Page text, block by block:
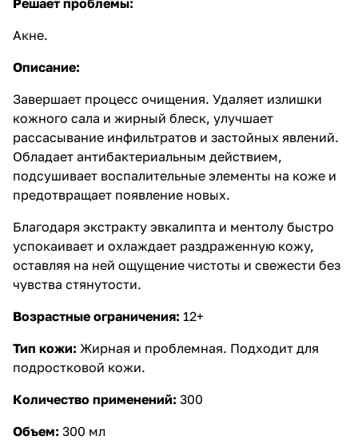
Акне.
Описание:
Завершает процесс очищения. Удаляет излишки
кожного сала и жирный блеск, улучшает
рассасывание инфильтратов и застойных явлений.
Обладает антибактериальным действием,
подсушивает воспалительные элементы на коже и
предотвращает появление новых.
Благодаря экстракту эвкалипта и ментолу быстро
успокаивает и охлаждает раздраженную кожу,
оставляя на ней ощущение чистоты и свежести без
чувства стянутости.
Возрастные ограничения: 12+
Тип кожи: Жирная и проблемная. Подходит для
подростковой кожи.
Количество применений: 300
Объем: 300 мл